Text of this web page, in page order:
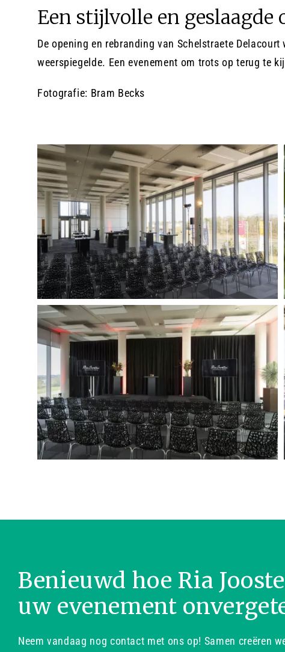
Een stijlvolle en geslaagde
De opening en rebranding van Schelstraete
weerspiegelde. Een evenement om trots op terug te
Fotografie: Bram Becks
Benieuwd hoe Ria
uw evenement
Neem vandaag nog contact met ons op! Samen creëren